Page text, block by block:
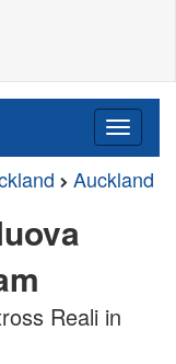
Auckland
Reali in